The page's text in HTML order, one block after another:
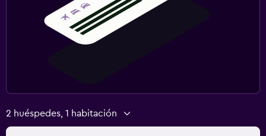
2 huéspedes, 1 habitación